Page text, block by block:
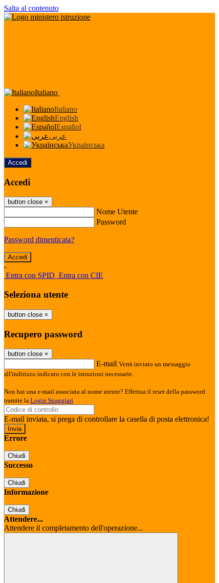
Salta al contenuto
Italiano
Italiano
English
Español
عربى
Українська
Accedi
Accedi
button close ×
Nome Utente
Password
Password dimenticata?
-
Entra con SPID Entra con CIE
Seleziona utente
button close ×
Recupero password
button close ×
E-mail Verrà inviato un messaggio
all'indirizzo indicato con le istruzioni necessarie.
Non hai una e-mail associata al nome utente? Effettua il reset della password
tramite la Login Spaggiari
E-mail inviata, si prega di controllare la casella di posta elettronica!
Errore
Chiudi
Successo
Chiudi
Informazione
Chiudi
Attendere...
Attendere il completamento dell'operazione...